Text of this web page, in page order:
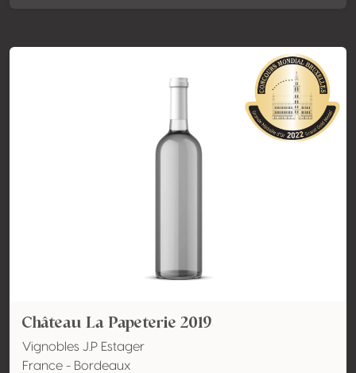
Château La Papeterie 2019
Vignobles J.P Estager
France - Bordeaux